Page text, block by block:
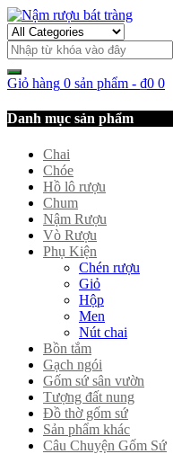
Giỏ hàng 0 sản phẩm - ₫0 0
Danh mục sản phẩm
Chai
Chóe
Hồ lô rượu
Chum
Nậm Rượu
Vò Rượu
Phụ Kiện
Chén rượu
Giỏ
Hộp
Men
Nút chai
Bồn tắm
Gạch ngói
Gốm sứ sân vườn
Tượng đất nung
Đồ thờ gốm sứ
Sản phẩm khác
Câu Chuyện Gốm Sứ